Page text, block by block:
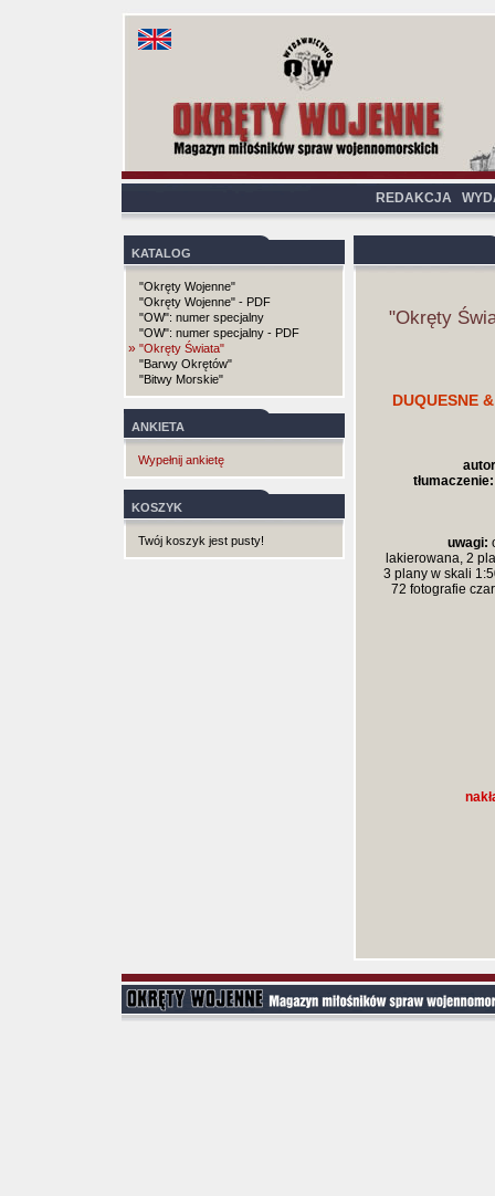
REDAKCJA
KATALOG
"Okręty Wojenne"
"Okręty Wojenne" - PDF
"OW": numer specjalny
"OW": numer specjalny - PDF
» "Okręty Świata"
"Barwy Okrętów"
"Bitwy Morskie"
ANKIETA
Wypełnij ankietę
KOSZYK
Twój koszyk jest pusty!
"Okręty
DUQUESNE
tłumaczenie:
uwagi:
lakierowana, 2
3 plany w skali
72 fotografie